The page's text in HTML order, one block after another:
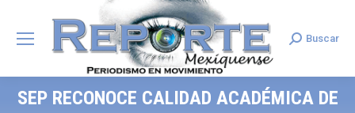
Search:
Buscar
SEP RECONOCE CALIDAD ACADÉMICA DE